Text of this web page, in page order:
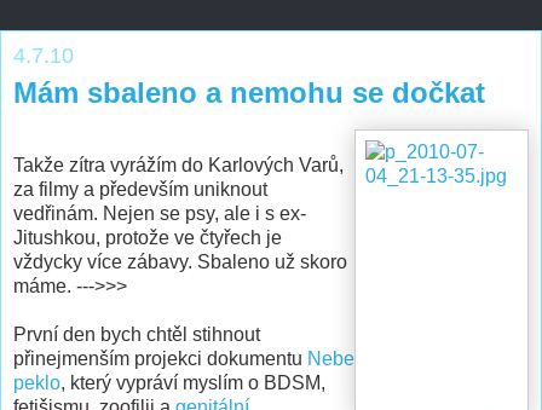
4.7.10
Mám sbaleno a nemohu se dočkat
Takže zítra vyrážím do Karlových Varů,
za filmy a především uniknout
vedřinám. Nejen se psy, ale i s ex-
Jitushkou, protože ve čtyřech je
vždycky více zábavy. Sbaleno už skoro
máme. --->>>
První den bych chtěl stihnout
přinejmenším projekci dokumentu Nebe
peklo, který vypráví myslím o BDSM,